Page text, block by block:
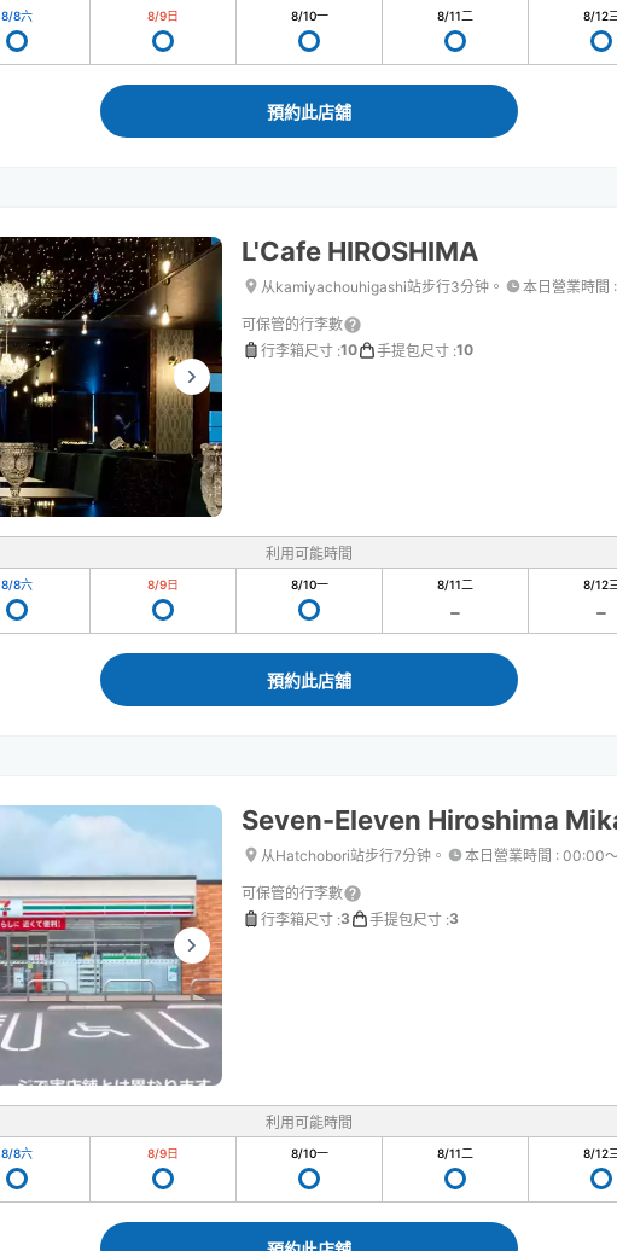
8/8六 8/9日 8/10一 8/11二 8/12
預約此店舖
L'Cafe HIROSHIMA
从kamiyachouhigashi站步行3分钟。 本日營業時間 :
可保管的行李數
行李箱尺寸 :10 手提包尺寸 :10
利用可能時間
8/8六 8/9日 8/10一 8/11二 8/12
預約此店舖
Seven-Eleven Hiroshima
从Hatchobori站步行7分钟。 本日營業時間 : 00:00
可保管的行李數
行李箱尺寸 :3 手提包尺寸 :3
利用可能時間
8/8六 8/9日 8/10一 8/11二 8/12